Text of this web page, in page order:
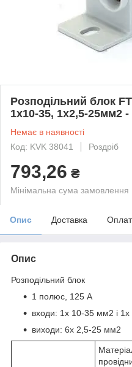
Розподільний блок
1х10-35, 1х2,5-25мм2
Немає в наявності
Код: KVK 38041
Роздріб
793,26 ₴
Мінімальна сума
Опис Доставка
Опис
Розподільний блок
1 полюс, 125 А
входи: 1х 10-35 мм2 і
виходи: 6x 2,5-25 мм2